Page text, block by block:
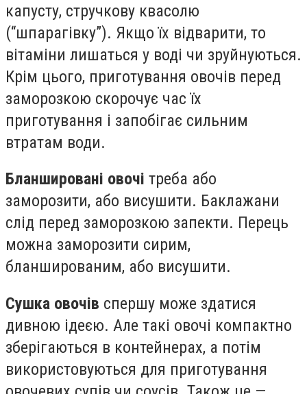
капусту, стручкову квасолю
(“шпарагівку”). Якщо їх відварити, то
вітаміни лишаться у воді чи зруйнуються.
Крім цього, приготування овочів перед
заморозкою скорочує час їх
приготування і запобігає сильним
втратам води.
Бланшировані овочі треба або
заморозити, або висушити. Баклажани
слід перед заморозкою запекти. Перець
можна заморозити сирим,
бланшированим, або висушити.
Сушка овочів спершу може здатися
дивною ідеєю. Але такі овочі компактно
зберігаються в контейнерах, а потім
використовуються для приготування